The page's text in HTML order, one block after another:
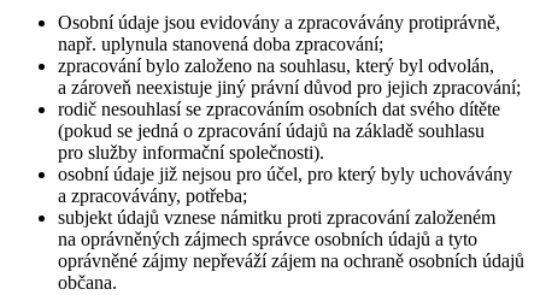
Osobní údaje jsou evidovány a zpracovávány protiprávně,
např. uplynula stanovená doba zpracování;
zpracování bylo založeno na souhlasu, který byl odvolán,
a zároveň neexistuje jiný právní důvod pro jejich zpracování;
rodič nesouhlasí se zpracováním osobních dat svého dítěte
(pokud se jedná o zpracování údajů na základě souhlasu
pro služby informační společnosti).
osobní údaje již nejsou pro účel, pro který byly uchovávány
a zpracovávány, potřeba;
subjekt údajů vznese námitku proti zpracování založeném
na oprávněných zájmech správce osobních údajů a tyto
oprávněné zájmy nepřeváží zájem na ochraně osobních údajů
občana.